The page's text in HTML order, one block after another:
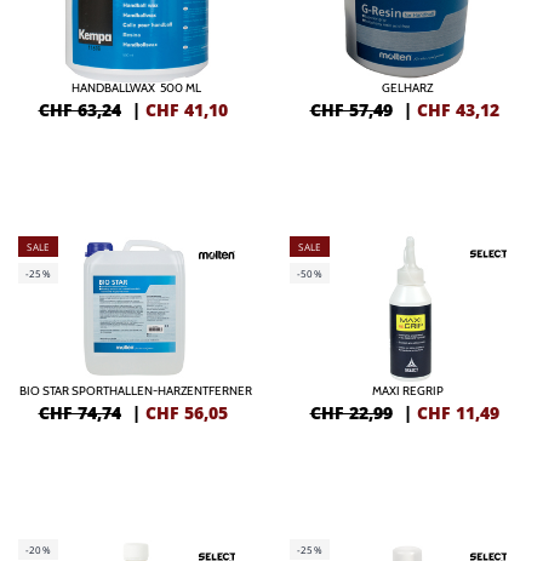
HANDBALLWAX 500 ML
CHF 63,24 | CHF 41,10
GELHARZ
CHF 57,49 | CHF 43,12
SALE
-25%
BIO STAR SPORTHALLEN-HARZENTFERNER
CHF 74,74 | CHF 56,05
SALE
-50%
MAXI REGRIP
CHF 22,99 | CHF 11,49
-20% -25%